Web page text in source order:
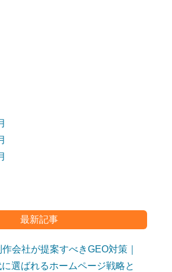
最新記事
会社が提案すべきGEO対策｜
選ばれるホームページ戦略と